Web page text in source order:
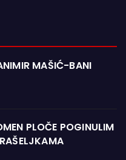
MAŠIĆ-BANI
PLOČE POGINULIM